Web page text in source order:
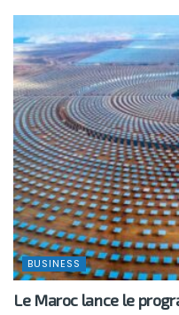
BUSINESS
Le Maroc lance le